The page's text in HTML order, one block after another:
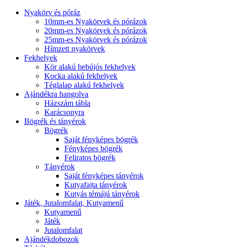
Nyakörv és póráz
10mm-es Nyakörvek és pórázok
20mm-es Nyakörvek és pórázok
25mm-es Nyakörvek és pórázok
Hímzett nyakörvek
Fekhelyek
Kör alakú bebújós fekhelyek
Kocka alakú fekhelyek
Téglalap alakú fekhelyek
Ajándékra hangolva
Házszám tábla
Karácsonyra
Bögrék és tányérok
Bögrék
Saját fényképes bögrék
Fényképes bögrék
Feliratos bögrék
Tányérok
Saját fényképes tányérok
Kutyafajta tányérok
Kutyás témájú tányérok
Játék, Jutalomfalat, Kutyamenű
Kutyamenű
Játék
Jutalomfalat
Ajándékdobozok